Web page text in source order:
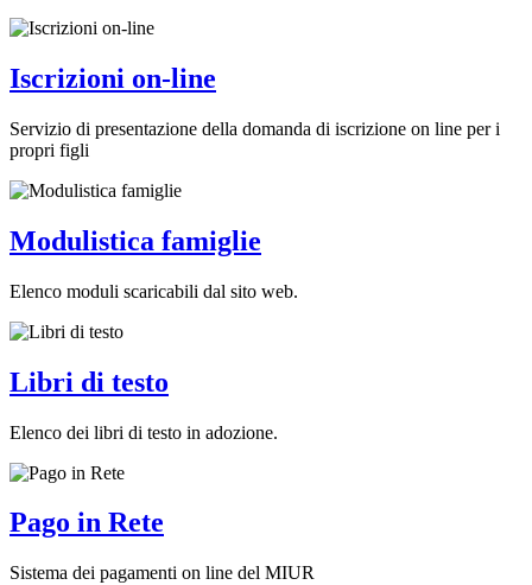
Iscrizioni on-line
Servizio di presentazione della domanda di iscrizione on line per i
propri figli
Modulistica famiglie
Elenco moduli scaricabili dal sito web.
Libri di testo
Elenco dei libri di testo in adozione.
Pago in Rete
Sistema dei pagamenti on line del MIUR